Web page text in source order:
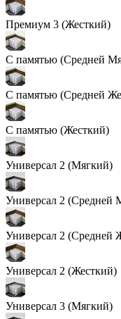
Премиум 3 (Жесткий)
С памятью (Средней
С памятью (Средней
С памятью (Жесткий)
Универсал 2 (Мягкий)
Универсал 2 (Средней
Универсал 2 (Средней
Универсал 2 (Жесткий)
Универсал 3 (Мягкий)